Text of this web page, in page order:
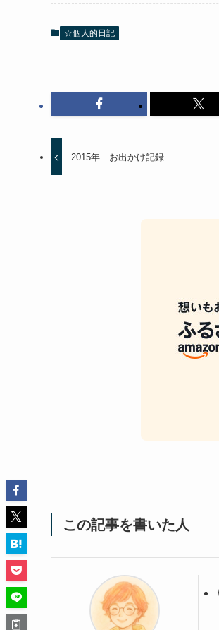
☆個人的日記
2015年 お出かけ記録
この記事を書いた人